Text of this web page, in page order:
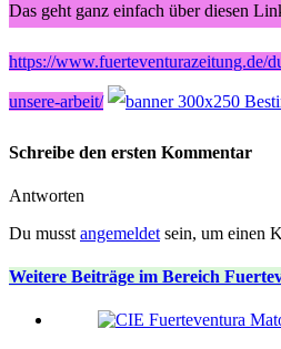
Das geht ganz einfach über diesen
https://www.fuerteventurazeitung.de/
unsere-arbeit/
Schreibe den ersten Kommentar
Antworten
Du musst angemeldet sein, um einen
Weitere Beiträge im Bereich